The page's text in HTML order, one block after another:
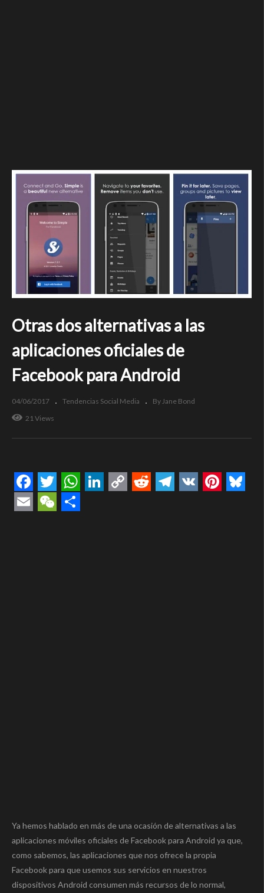
Otras dos alternativas a las
aplicaciones oficiales de
Facebook para Android
04/06/2017 Tendencias Social Media
By Jane Bond
21 Views
Facebook
TwitterWhatsApp
Ya hemos hablado en más de una ocasión de alternativas a las
aplicaciones móviles oficiales de Facebook para Android ya que,
como sabemos, las aplicaciones que nos ofrece la propia
Facebook para que usemos sus servicios en nuestros
dispositivos Android consumen más recursos de lo normal,